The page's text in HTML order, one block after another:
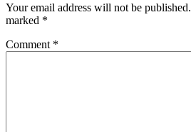
Your email address will not be published.
marked *
Comment *